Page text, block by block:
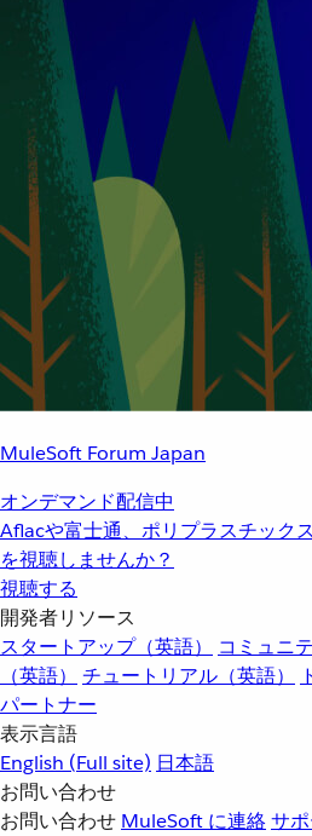
MuleSoft Forum Japan
オンデマンド配信中
Aflacや富士通、ポリプラスチック
を視聴しませんか？
視聴する
開発者リソース
スタートアップ（英語）
コミュニ
（英語）
チュートリアル（英語）
パートナー
表示言語
English (Full site) 日本語
お問い合わせ
お問い合わせ MuleSoft に連絡サ